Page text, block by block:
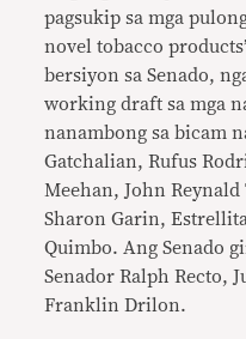
pagsukip sa mga
novel tobacco
bersiyon sa Senado,
working draft sa mga
nanambong sa bicam
Gatchalian, Rufus
Meehan, John
Sharon Garin,
Quimbo. Ang Senado
Senador Ralph Recto,
Franklin Drilon.